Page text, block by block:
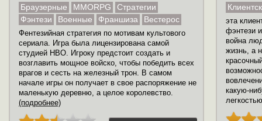
Браузерные MMORPG
Стратегии
Фэнтези
Военные Франшиза Вестерос
Фентезийная стратегия по мотивам культового
сериала. Игра была лицензирована самой
студией HBO. Игроку предстоит создать и
возглавить мощное войско, чтобы победить всех
врагов и сесть на железный трон. В самом
начале игры он получает в свое распоряжение не
маленькую деревню, а целое королевство.
(подробнее)
эта
фэнтези
война
жизнь, а
какую-